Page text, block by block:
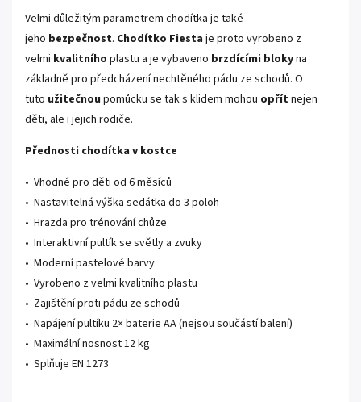
Velmi důležitým parametrem chodítka je také
jeho bezpečnost. Chodítko Fiesta je proto vyrobeno z
velmi kvalitního plastu a je vybaveno brzdícími blokyna
základně pro předcházení nechtěného pádu ze schodů. O
tuto užitečnou pomůcku se tak s klidem mohou opřítnejen
děti, ale i jejich rodiče.
Přednosti chodítka v kostce
• Vhodné pro děti od 6 měsíců
• Nastavitelná výška sedátka do 3 poloh
• Hrazda pro trénování chůze
• Interaktivní pultík se světly a zvuky
• Moderní pastelové barvy
• Vyrobeno z velmi kvalitního plastu
• Zajištění proti pádu ze schodů
• Napájení pultíku 2× baterie AA (nejsou součástí balení)
• Maximální nosnost 12 kg
• Splňuje EN 1273